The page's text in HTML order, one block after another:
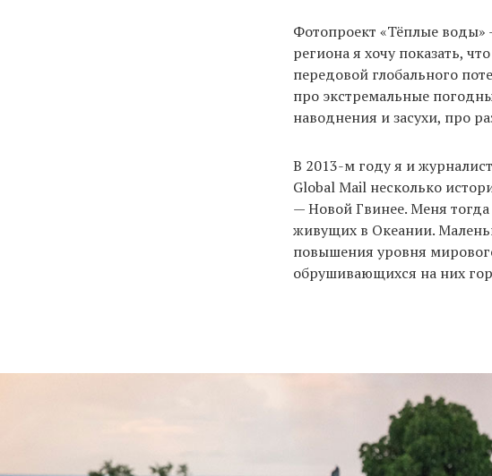
Фотопроект «Тёплые
региона я хочу показать,
передовой глобального
про экстремальные
наводнения и засухи, про
В 2013-м году я и
Global Mail несколько
— Новой Гвинее. Меня
живущих в Океании.
повышения уровня
обрушивающихся на них